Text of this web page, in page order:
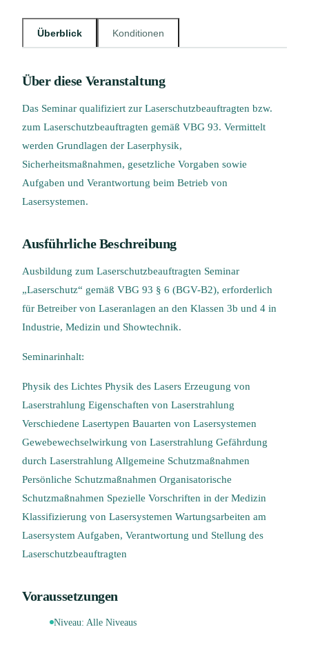
Überblick Konditionen
Über diese Veranstaltung
Das Seminar qualifiziert zur Laserschutzbeauftragten bzw.
zum Laserschutzbeauftragten gemäß VBG 93. Vermittelt
werden Grundlagen der Laserphysik,
Sicherheitsmaßnahmen, gesetzliche Vorgaben sowie
Aufgaben und Verantwortung beim Betrieb von
Lasersystemen.
Ausführliche Beschreibung
Ausbildung zum Laserschutzbeauftragten Seminar
„Laserschutz“ gemäß VBG 93 § 6 (BGV-B2), erforderlich
für Betreiber von Laseranlagen an den Klassen 3b und 4 in
Industrie, Medizin und Showtechnik.
Seminarinhalt:
Physik des Lichtes Physik des Lasers Erzeugung von
Laserstrahlung Eigenschaften von Laserstrahlung
Verschiedene Lasertypen Bauarten von Lasersystemen
Gewebewechselwirkung von Laserstrahlung Gefährdung
durch Laserstrahlung Allgemeine Schutzmaßnahmen
Persönliche Schutzmaßnahmen Organisatorische
Schutzmaßnahmen Spezielle Vorschriften in der Medizin
Klassifizierung von Lasersystemen Wartungsarbeiten am
Lasersystem Aufgaben, Verantwortung und Stellung des
Laserschutzbeauftragten
Voraussetzungen
Niveau: Alle Niveaus